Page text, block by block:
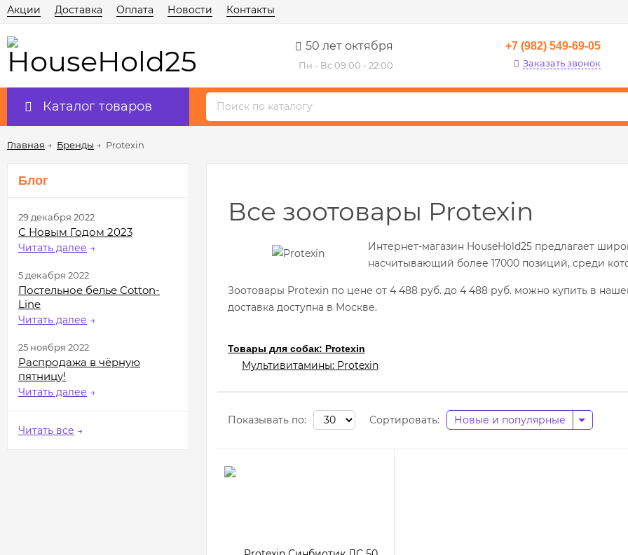
Акции Доставка Оплата Новости Контакты
50 лет октября
Пн - Вс 09:00 - 22:00
+7 (982) 549-69-05
Заказать звонок
Каталог товаров
Главная → Бренды → Protexin
Блог
29 декабря 2022
С Новым Годом 2023
Читать далее →
5 декабря 2022
Постельное белье Cotton-
Line
Читать далее →
25 ноября 2022
Распродажа в чёрную
пятницу!
Читать далее →
Читать все →
Все зоотовары Protexin
Интернет-магазин HouseHold25 предлагает
насчитывающий более 17000 позиций, среди
Зоотовары Protexin по цене от 4 488 руб. до 4 488 руб. можно купить в
доставка доступна в Москве.
Товары для собак: Protexin
Мультивитамины: Protexin
Показывать по: Сортировать: Новые и популярные